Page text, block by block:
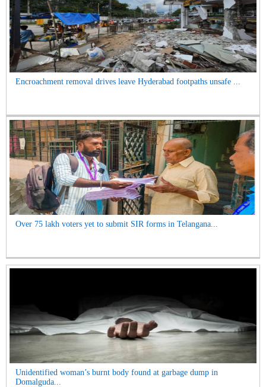
Encroachment removal drives leave Hyderabad footpaths unsafe ...
Over 75 lakh voters yet to submit SIR forms in Telangana...
Unidentified woman’s burnt body found at garbage dump in
Domalguda...